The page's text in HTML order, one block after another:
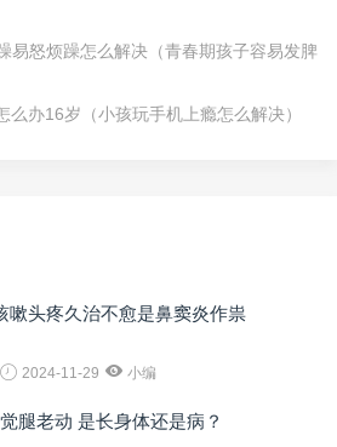
易怒烦躁怎么解决（青春期孩子容易发脾
么办16岁（小孩玩手机上瘾怎么解决）
嗽头疼久治不愈是鼻窦炎作祟
2024-11-29 小编
腿老动 是长身体还是病？